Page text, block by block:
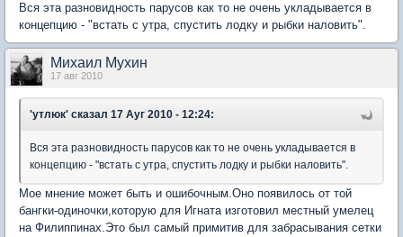
Вся эта разновидность парусов как то не очень укладывается в
концепцию - "встать с утра, спустить лодку и рыбки наловить".
Михаил Мухин
17 авг 2010
'утлюк' сказал 17 Ауг 2010 - 12:24:
Вся эта разновидность парусов как то не очень укладывается в
концепцию - "встать с утра, спустить лодку и рыбки наловить".
Мое мнение может быть и ошибочным.Оно появилось от той
бангки-одиночки,которую для Игната изготовил местный умелец
на Филиппинах.Это был самый примитив для забрасывания сетки